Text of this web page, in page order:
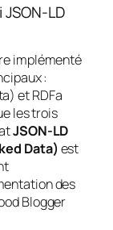
LD
implémenté
:
et RDFa
les trois
JSON-LD
Data) est
des
Blogger